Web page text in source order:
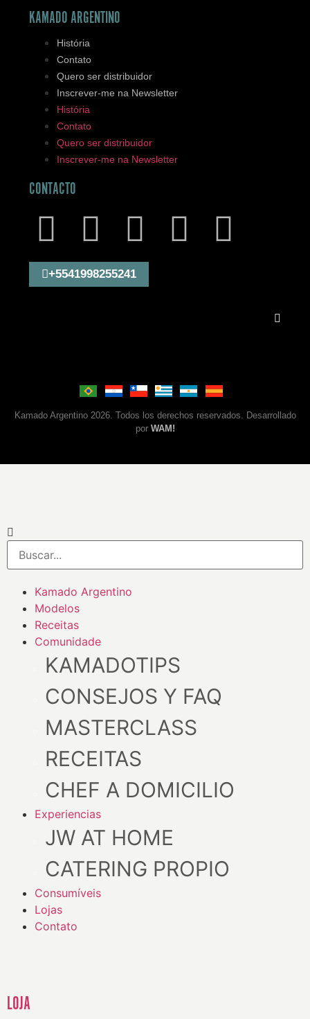
KAMADO ARGENTINO
História
Contato
Quero ser distribuidor
Inscrever-me na Newsletter
História
Contato
Quero ser distribuidor
Inscrever-me na Newsletter
CONTACTO
+5541998255241
Kamado Argentino 2026. Todos los derechos reservados. Desarrollado
por WAM!
Kamado Argentino
Modelos
Receitas
Comunidade
KAMADOTIPS
CONSEJOS Y FAQ
MASTERCLASS
RECEITAS
CHEF A DOMICILIO
Experiencias
JW AT HOME
CATERING PROPIO
Consumíveis
Lojas
Contato
LOJA